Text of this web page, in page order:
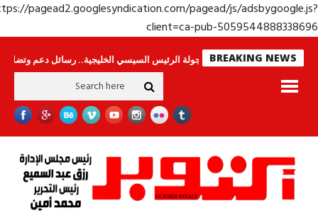
https://pagead2.googlesyndication.com/pagead/js/
client=ca-pub-
BREAKING NEWS
لا ينامون جولة الرئيس السيسي الخليجية.. رسائل دعم وتضامن للأشقاء